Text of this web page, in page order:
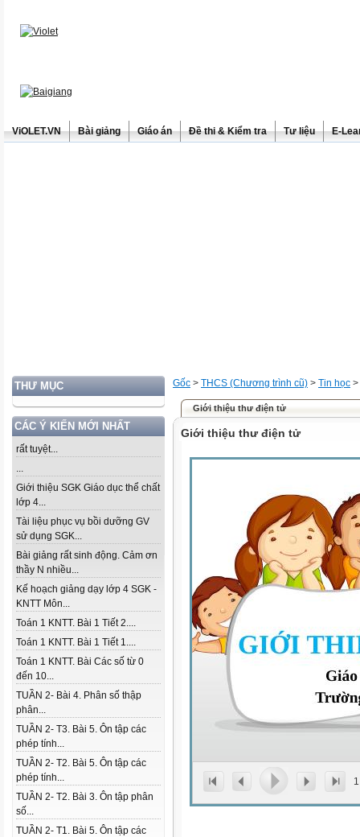
ViOLET.VN Bài giảng Giáo án Đề thi & Kiểm tra Tư liệu E-
THƯ MỤC
CÁC Ý KIẾN MỚI NHẤT
rất tuyệt...
...
Giới thiệu SGK Giáo dục thể chất
lớp 4...
Tài liệu phục vụ bồi dưỡng GV
sử dụng SGK...
Bài giảng rất sinh động. Cảm ơn
thầy N nhiều...
Kế hoạch giảng dạy lớp 4 SGK -
KNTT Môn...
Toán 1 KNTT. Bài 1 Tiết 2....
Toán 1 KNTT. Bài 1 Tiết 1....
Toán 1 KNTT. Bài Các số từ 0
đến 10...
TUẦN 2- Bài 4. Phân số thập
phân...
TUẦN 2- T3. Bài 5. Ôn tập các
phép tính...
TUẦN 2- T2. Bài 5. Ôn tập các
phép tính...
TUẦN 2- T2. Bài 3. Ôn tập phân
số...
TUẦN 2- T1. Bài 5. Ôn tập các
Gốc > THCS (Chương trình cũ) > Tin học >
Giới thiệu thư điện tử
Giới thiệu thư điện tử
1